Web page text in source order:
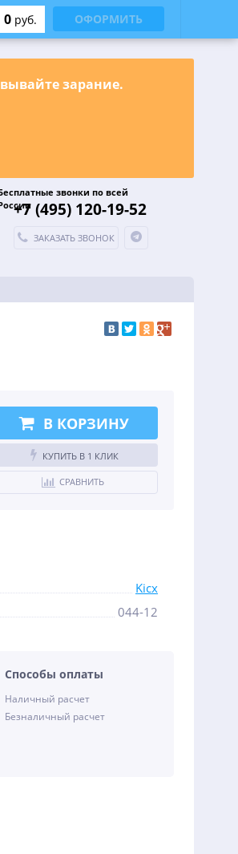
зарание.
звонки по всей
+7 (495) 120-19-52
ЗАКАЗАТЬ ЗВОНОК
В КОРЗИНУ
КУПИТЬ В 1 КЛИК
СРАВНИТЬ
Kicx
044-12
Способы оплаты
Наличный расчет
Безналичный расчет
0 руб. ОФОРМИТЬ